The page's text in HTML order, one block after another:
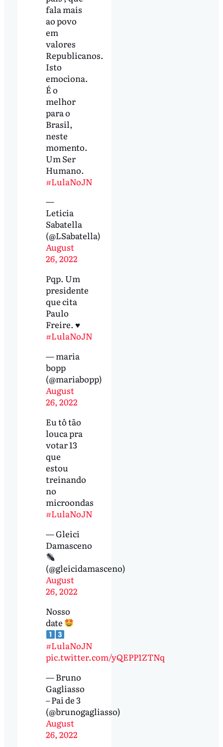
fala mais
ao povo
em
valores
Republicanos.
Isto
emociona.
É o
melhor
para o
Brasil,
neste
momento.
Um Ser
Humano.
#LulaNoJN
—
Leticia
Sabatella
(@LSabatella)
August
26, 2022
Pqp. Um
presidente
que cita
Paulo
Freire. ♥️
#LulaNoJN
— maria
bopp
(@mariabopp)
August
26, 2022
Eu tô tão
louca pra
votar 13
que
estou
treinando
no
microondas
#LulaNoJN
— Gleici
Damasceno
(@gleicidamasceno)
August
26, 2022
Nosso
date
#LulaNoJN
pic.twitter.com/yQEPP1ZTNq
— Bruno
Gagliasso
– Pai de 3
(@brunogagliasso)
August
26, 2022